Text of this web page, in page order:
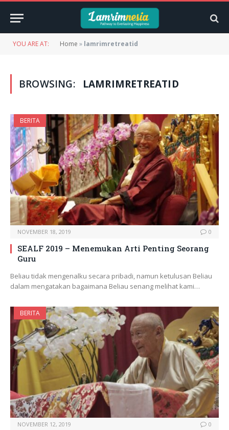
YOU ARE AT: Home » lamrimretreatid
BROWSING: LAMRIMRETREATID
BERITA
NOVEMBER 18, 2019 0
SEALF 2019 – Menemukan Arti Penting Seorang
Guru
Beliau tidak mengenalku secara pribadi, namun ketulusan Beliau
dalam mengatakan bagaimana Beliau senang melihat kami…
BERITA
NOVEMBER 12, 2019 0